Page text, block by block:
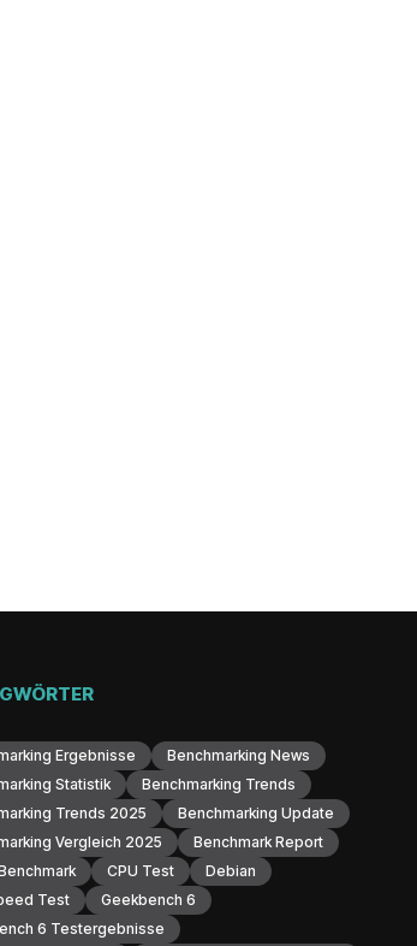
Ergebnisse
Benchmarking News
Statistik
Benchmarking Trends
Trends 2025
Benchmarking Update
Vergleich 2025
Benchmark Report
CPU Test
Debian
Test
Geekbench 6
6 Testergebnisse